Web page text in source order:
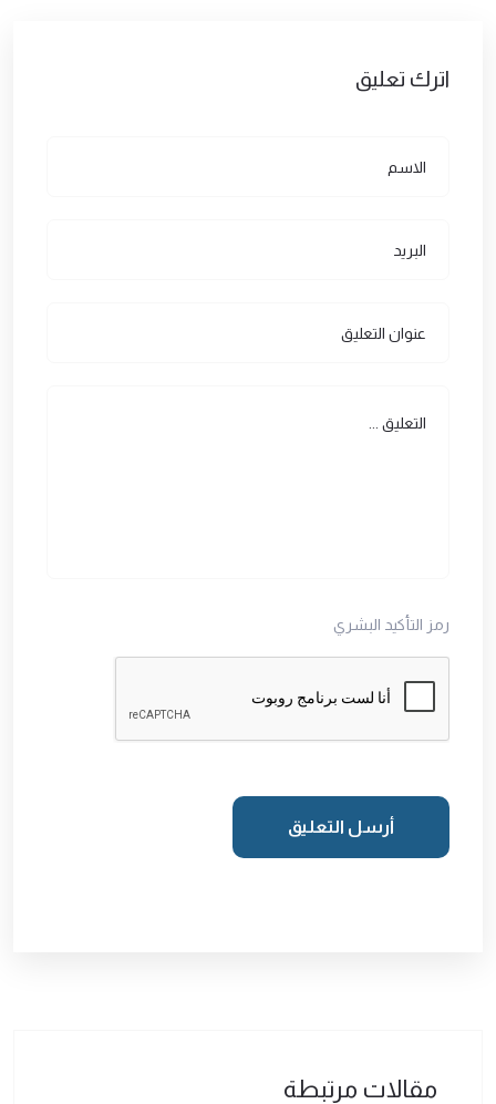
اترك تعليق
رمز التأكيد البشري
أرسل التعليق
مقالات مرتبطة